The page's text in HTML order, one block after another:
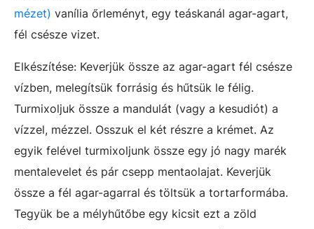
mézet) vanília őrleményt, egy teáskanál agar-agart,
fél csésze vizet.
Elkészítése: Keverjük össze az agar-agart fél csésze
vízben, melegítsük forrásig és hűtsük le félig.
Turmixoljuk össze a mandulát (vagy a kesudiót) a
vízzel, mézzel. Osszuk el két részre a krémet. Az
egyik felével turmixoljunk össze egy jó nagy marék
mentalevelet és pár csepp mentaolajat. Keverjük
össze a fél agar-agarral és töltsük a tortarformába.
Tegyük be a mélyhűtőbe egy kicsit ezt a zöld